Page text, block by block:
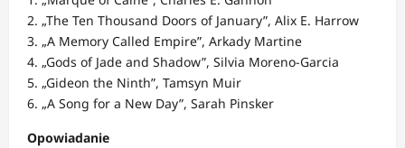
2. „The Ten Thousand Doors of January”, Alix E. Harrow
3. „A Memory Called Empire”, Arkady Martine
4. „Gods of Jade and Shadow”, Silvia Moreno-Garcia
5. „Gideon the Ninth”, Tamsyn Muir
6. „A Song for a New Day”, Sarah Pinsker
Opowiadanie